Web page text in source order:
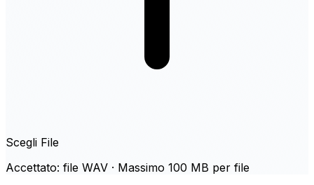
Scegli File
Accettato: file WAV · Massimo 100 MB per file